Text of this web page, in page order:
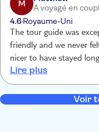
M
A voyagé en
4.6Royaume-Uni
The tour guide was
friendly and we never
nicer to have stayed
tour was excellent alum
Lire plus
Voir